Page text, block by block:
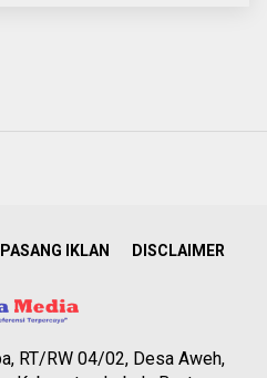
PASANG IKLAN DISCLAIMER
RT/RW 04/02, Desa Aweh,